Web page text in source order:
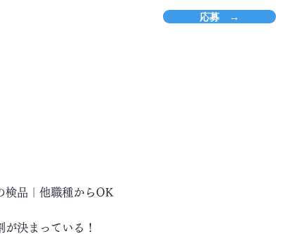
応募 →
検品｜他職種からOK
決まっている！